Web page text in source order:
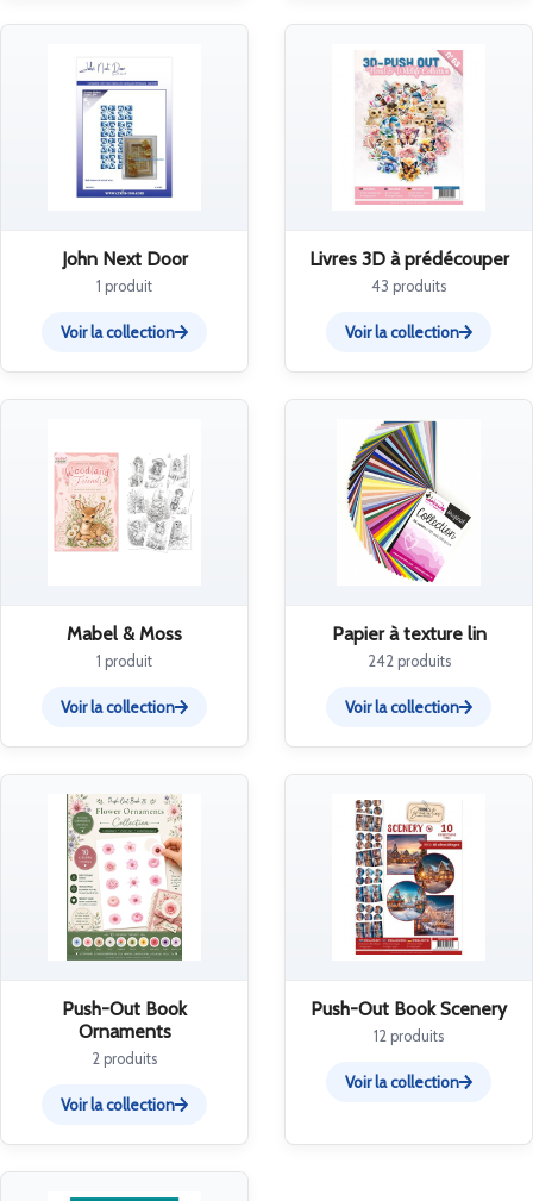
John Next Door
1 produit
Voir la collection
Livres 3D à prédécouper
43 produits
Voir la collection
Mabel & Moss
1 produit
Voir la collection
Papier à texture lin
242 produits
Voir la collection
Push-Out Book
Ornaments
2 produits
Voir la collection
Push-Out Book Scenery
12 produits
Voir la collection